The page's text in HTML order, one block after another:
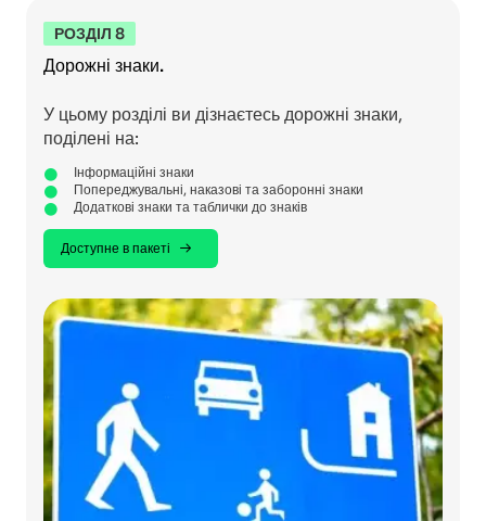
РОЗДІЛ 8
Дорожні знаки.
У цьому розділі ви дізнаєтесь дорожні знаки,
поділені на:
Інформаційні знаки
Попереджувальні, наказові та заборонні знаки
Додаткові знаки та таблички до знаків
Доступне в пакеті